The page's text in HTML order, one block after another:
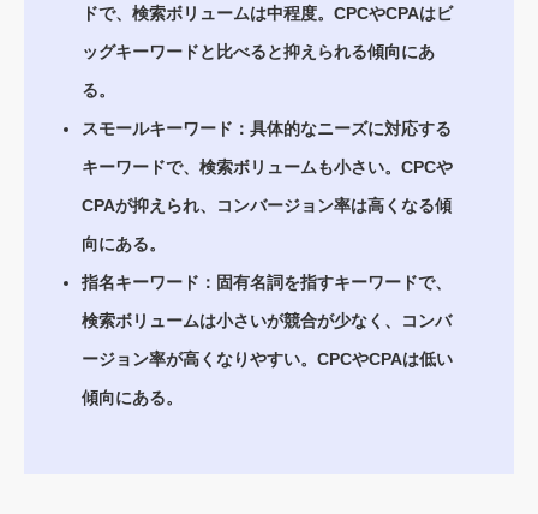
ドで、検索ボリュームは中程度。CPCやCPAはビ
ッグキーワードと比べると抑えられる傾向にあ
る。
スモールキーワード：具体的なニーズに対応する
キーワードで、検索ボリュームも小さい。CPCや
CPAが抑えられ、コンバージョン率は高くなる傾
向にある。
指名キーワード：固有名詞を指すキーワードで、
検索ボリュームは小さいが競合が少なく、コンバ
ージョン率が高くなりやすい。CPCやCPAは低い
傾向にある。